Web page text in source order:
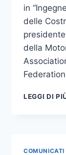
in
delle
della
LEGGI DI